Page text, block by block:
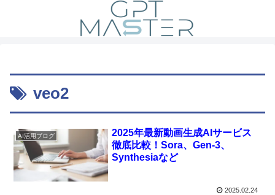
veo2
AI活用ブログ
2025年最新動画生成AIサービス
徹底比較！Sora、Gen-3、
Synthesiaなど
2025.02.24